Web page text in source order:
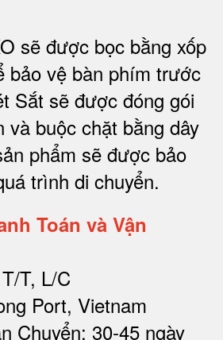
sẽ được bọc bằng xốp
bảo vệ bàn phím trước
Sắt sẽ được đóng gói
và buộc chặt bằng dây
phẩm sẽ được bảo
trình di chuyển.
Toán và Vận
T, L/C
Port, Vietnam
Chuyển: 30-45 ngày